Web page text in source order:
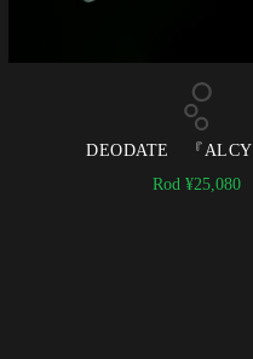
DEODATE 『
Rod ¥25,080